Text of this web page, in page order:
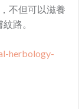
不但可以滋養
路。
herbology-